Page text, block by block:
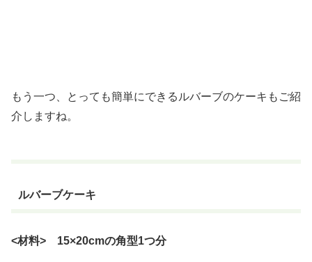
もう一つ、とっても簡単にできるルバーブのケーキもご紹
介しますね。
ルバーブケーキ
<材料> 15×20cmの角型1つ分